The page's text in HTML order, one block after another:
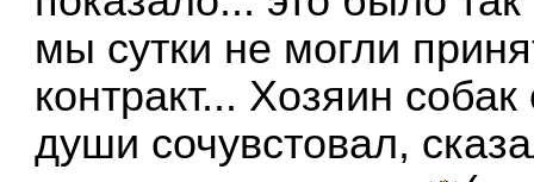
мы сутки не могли
контракт... Хозяин
души сочувстовал,